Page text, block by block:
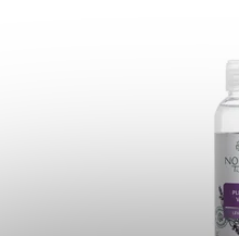
Nobilis Tilia